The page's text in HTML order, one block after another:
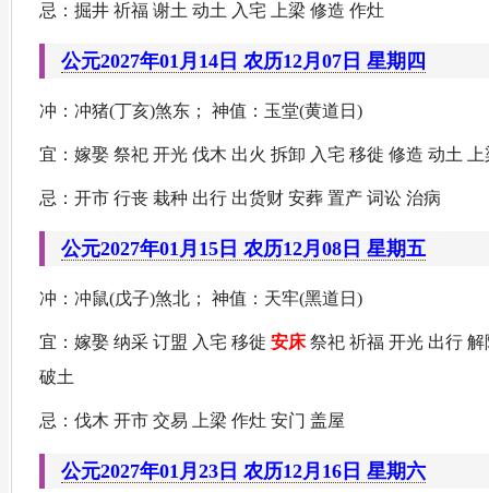
忌：掘井 祈福 谢土 动土 入宅 上梁 修造 作灶
公元2027年01月14日 农历12月07日 星期四
冲：冲猪(丁亥)煞东； 神值：玉堂(黄道日)
宜：嫁娶 祭祀 开光 伐木 出火 拆卸 入宅 移徙 修造 动土
忌：开市 行丧 栽种 出行 出货财 安葬 置产 词讼 治病
公元2027年01月15日 农历12月08日 星期五
冲：冲鼠(戊子)煞北； 神值：天牢(黑道日)
宜：嫁娶 纳采 订盟 入宅 移徙 安床祭祀 祈福 开光 出行
破土
忌：伐木 开市 交易 上梁 作灶 安门 盖屋
公元2027年01月23日 农历12月16日 星期六